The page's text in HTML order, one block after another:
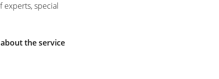
experts, special
the service